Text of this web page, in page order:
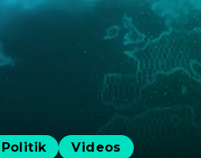
Politik Videos